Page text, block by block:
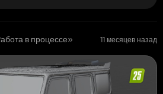
в процессе» 11 месяцев назад